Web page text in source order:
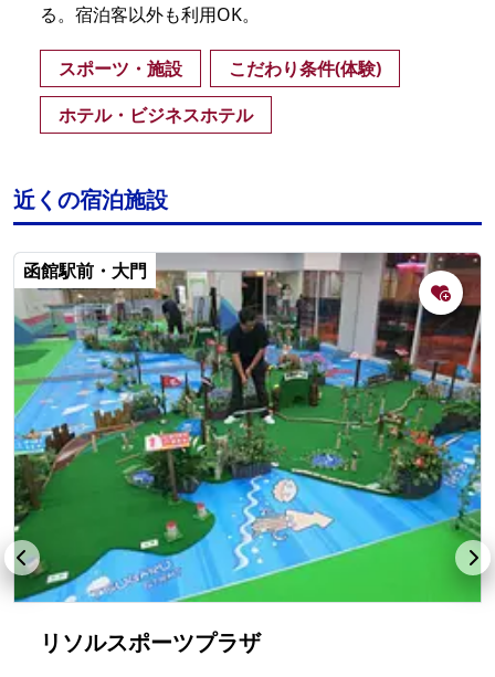
る。宿泊客以外も利用OK。
スポーツ・施設
こだわり条件(体験)
ホテル・ビジネスホテル
近くの宿泊施設
函館駅前・大門
リソルスポーツプラザ